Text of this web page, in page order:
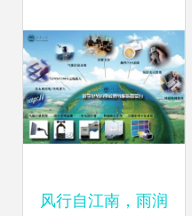
风行自江南，雨润